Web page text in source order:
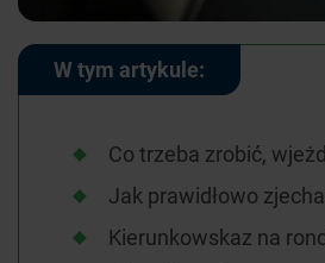
W tym artykule:
Co trzeba zrobić,
Jak prawidłowo
Kierunkowskaz na